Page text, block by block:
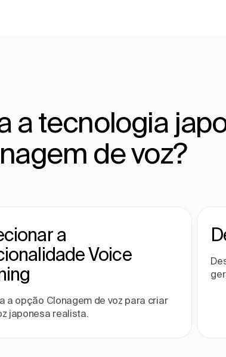
a tecnologia
de voz?
a
Voice
a opção Clonagem de voz para criar
japonesa realista.